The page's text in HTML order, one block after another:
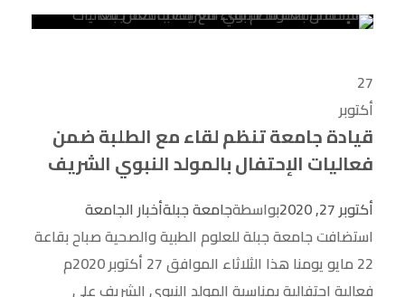
27
أكتوبر
قيادة جامعة تنظم لقاء مع الطلبة ضمن
فعاليات الإحتفال بالمولد النبوي الشريف
أكتوبر 27, 2020 بواسطةجامعة جبلةأخبار الجامعة
استضافت جامعة جبلة للعلوم الطبية والصحية صباح بقاعة
22 مايو يومنا هذا الثلاثاء الموافق 27 أكتوبر 2020م
فعالية احتفالية بمناسبة المولد النبوي الشريف على